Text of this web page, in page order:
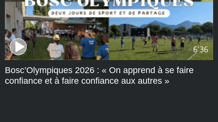
6'36
Bosc’Olympiques 2026 : « On apprend à se faire
confiance et à faire confiance aux autres »